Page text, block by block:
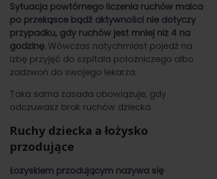
Sytuacja powtórnego liczenia ruchów malca
po przekąsce bądź aktywności nie dotyczy
przypadku, gdy ruchów jest mniej niż 4 na
godzinę. Wówczas natychmiast pojedź na
izbę przyjęć do szpitala położniczego albo
zadzwoń do swojego lekarza.
Taka sama zasada obowiązuje, gdy
odczuwasz brak ruchów dziecka.
Ruchy dziecka a łożysko
przodujące
Łożyskiem przodującym nazywa się